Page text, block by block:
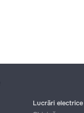
Lucrări electrice